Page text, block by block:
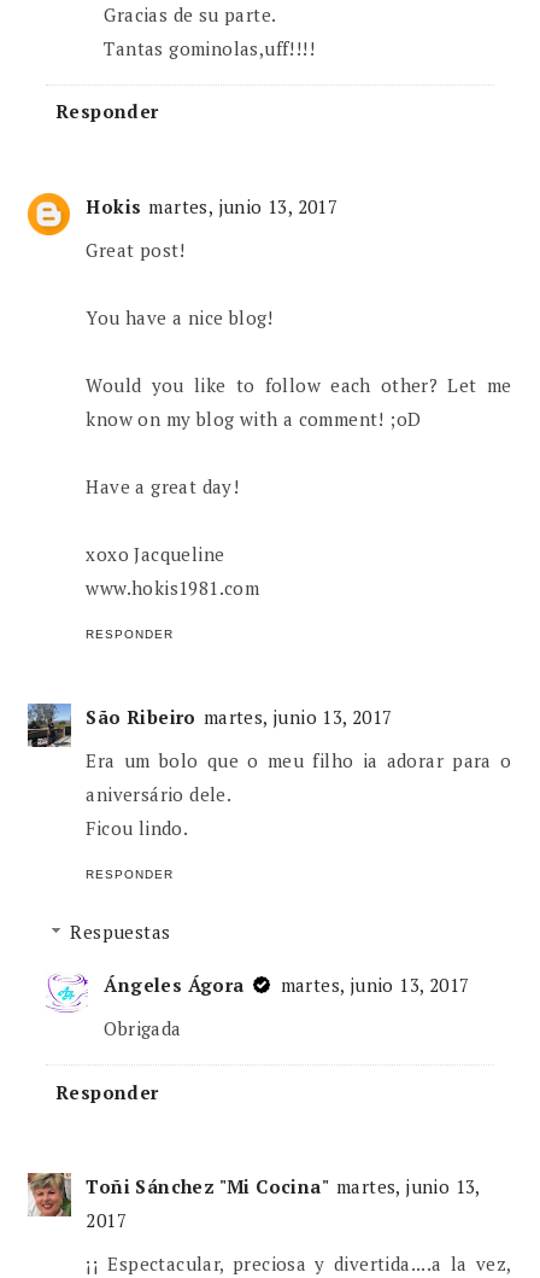
Gracias de su parte.
Tantas gominolas,uff!!!!
Responder
Hokis martes, junio 13, 2017
Great post!
You have a nice blog!
Would you like to follow each other? Let me
know on my blog with a comment! ;oD
Have a great day!
xoxo Jacqueline
www.hokis1981.com
RESPONDER
São Ribeiro martes, junio 13, 2017
Era um bolo que o meu filho ia adorar para o
aniversário dele.
Ficou lindo.
RESPONDER
Respuestas
Ángeles Ágora
martes, junio 13, 2017
Obrigada
Responder
Toñi Sánchez "Mi Cocina" martes, junio 13,
2017
¡¡ Espectacular, preciosa y divertida....a la vez,